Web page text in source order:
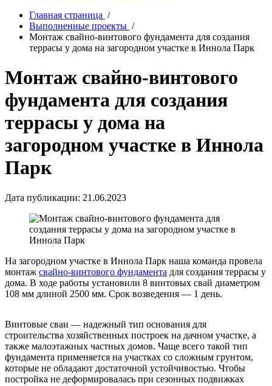
Главная страница /
Выполненные проекты /
Монтаж свайно-винтового фундамента для создания
террасы у дома на загородном участке в Иннола Парк
Монтаж свайно-винтового
фундамента для создания
террасы у дома на
загородном участке в Иннола
Парк
Дата публикации: 21.06.2023
На загородном участке в Иннола Парк наша команда провела
монтаж свайно-винтового фундамента для создания террасы у
дома. В ходе работы установили 8 винтовых свай диаметром
108 мм длиной 2500 мм. Срок возведения — 1 день.
Винтовые сваи — надежный тип основания для
строительства хозяйственных построек на дачном участке, а
также малоэтажных частных домов. Чаще всего такой тип
фундамента применяется на участках со сложным грунтом,
которые не обладают достаточной устойчивостью. Чтобы
постройка не деформировалась при сезонных подвижках